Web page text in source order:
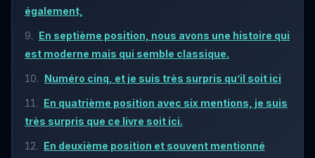
également,
En septième position, nous avons une histoire qui
est moderne mais qui semble classique.
Numéro cinq, et je suis très surpris qu’il soit ici
En quatrième position avec six mentions, je suis
très surpris que ce livre soit ici.
En deuxième position et souvent mentionné